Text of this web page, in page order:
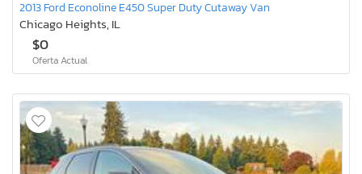
2013 Ford Econoline E450 Super Duty Cutaway Van
Chicago Heights, IL
$0
Oferta Actual